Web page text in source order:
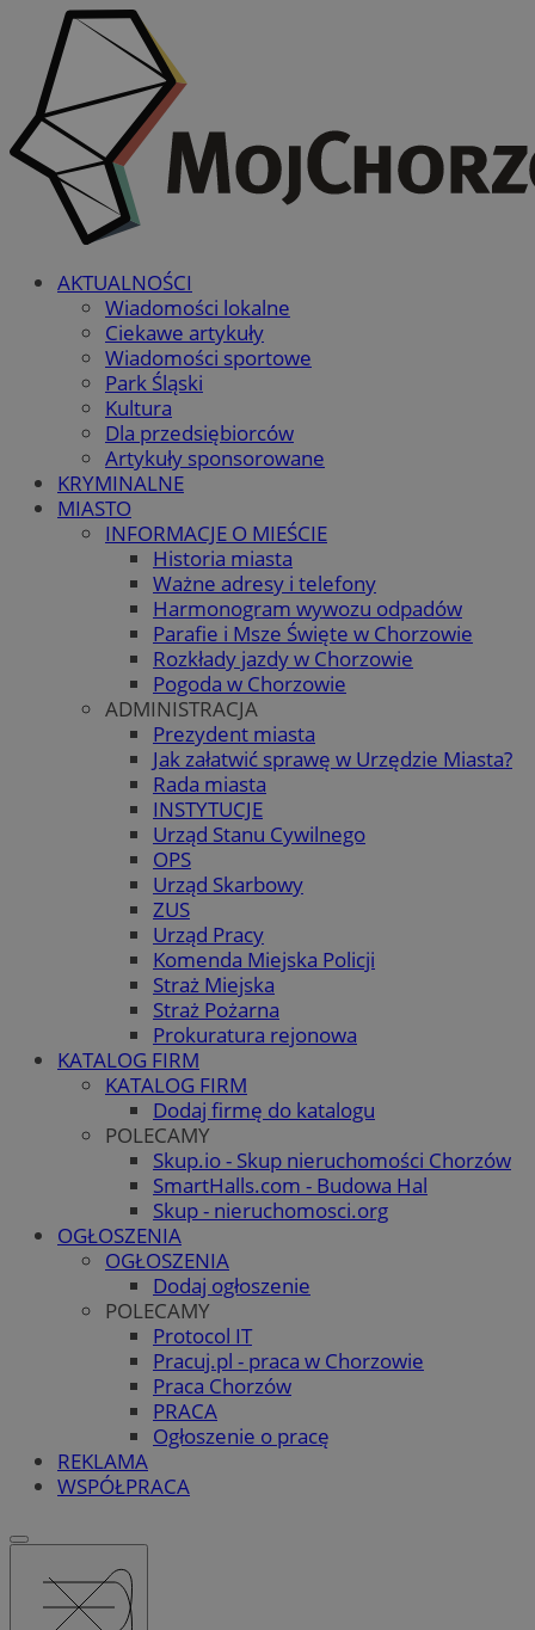
AKTUALNOŚCI
Wiadomości lokalne
Ciekawe artykuły
Wiadomości sportowe
Park Śląski
Kultura
Dla przedsiębiorców
Artykuły sponsorowane
KRYMINALNE
MIASTO
INFORMACJE O MIEŚCIE
Historia miasta
Ważne adresy i telefony
Harmonogram wywozu odpadów
Parafie i Msze Święte w Chorzowie
Rozkłady jazdy w Chorzowie
Pogoda w Chorzowie
ADMINISTRACJA
Prezydent miasta
Jak załatwić sprawę w Urzędzie Miasta?
Rada miasta
INSTYTUCJE
Urząd Stanu Cywilnego
OPS
Urząd Skarbowy
ZUS
Urząd Pracy
Komenda Miejska Policji
Straż Miejska
Straż Pożarna
Prokuratura rejonowa
KATALOG FIRM
KATALOG FIRM
Dodaj firmę do katalogu
POLECAMY
Skup.io - Skup nieruchomości Chorzów
SmartHalls.com - Budowa Hal
Skup - nieruchomosci.org
OGŁOSZENIA
OGŁOSZENIA
Dodaj ogłoszenie
POLECAMY
Protocol IT
Pracuj.pl - praca w Chorzowie
Praca Chorzów
PRACA
Ogłoszenie o pracę
REKLAMA
WSPÓŁPRACA